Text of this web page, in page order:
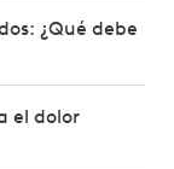
¿Qué debe
el dolor